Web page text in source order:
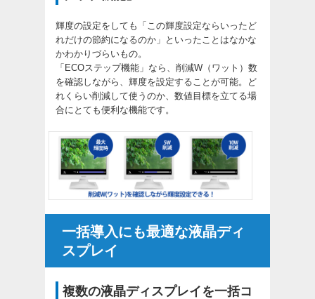
輝度の設定をしても「この輝度設定ならいったど
れだけの節約になるのか」といったことはなかな
かわかりづらいもの。
「ECOステップ機能」なら、削減W（ワット）数
を確認しながら、輝度を設定することが可能。ど
れくらい削減して使うのか、数値目標を立てる場
合にとても便利な機能です。
一括導入にも最適な液晶ディ
スプレイ
複数の液晶ディスプレイを一括コ